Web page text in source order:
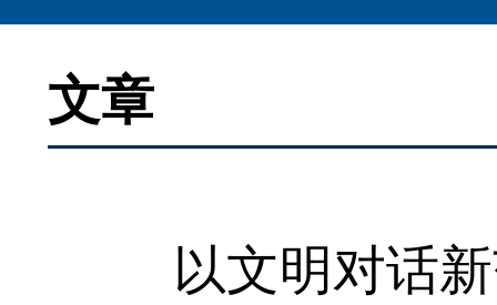
文章
以文明对话